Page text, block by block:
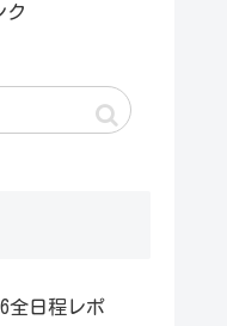
ク
全日程レポ